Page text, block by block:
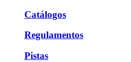
Catálogos
Regulamentos
Pistas